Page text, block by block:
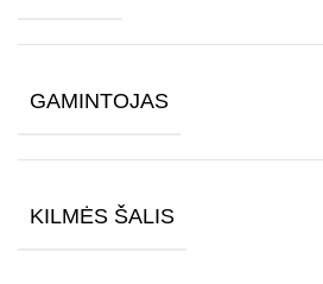
GAMINTOJAS
KILMĖS ŠALIS